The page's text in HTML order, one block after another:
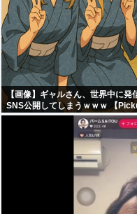
【画像】ギャルさん、世界中に発
SNS公開してしまうｗｗｗ 【